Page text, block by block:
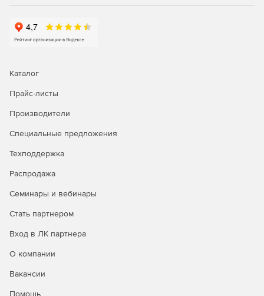
Каталог
Прайс-листы
Производители
Специальные предложения
Техподдержка
Распродажа
Семинары и вебинары
Стать партнером
Вход в ЛК партнера
О компании
Вакансии
Помощь